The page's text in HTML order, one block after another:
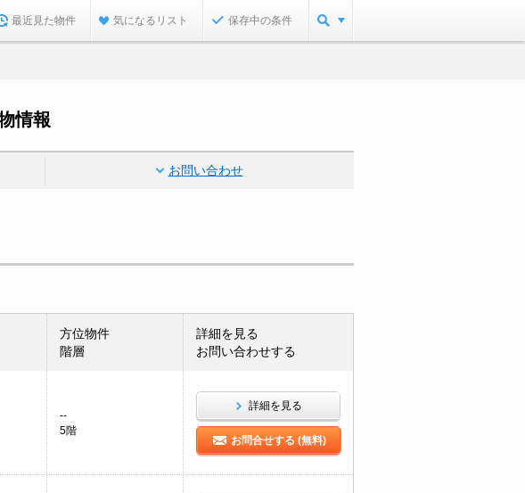
最近見た物件 気になるリスト 保存中の条件
情報
お問い合わせ
方位物件
階層
詳細を見る
お問い合わせする
--
5階
詳細を見る
お問合せする (無料)